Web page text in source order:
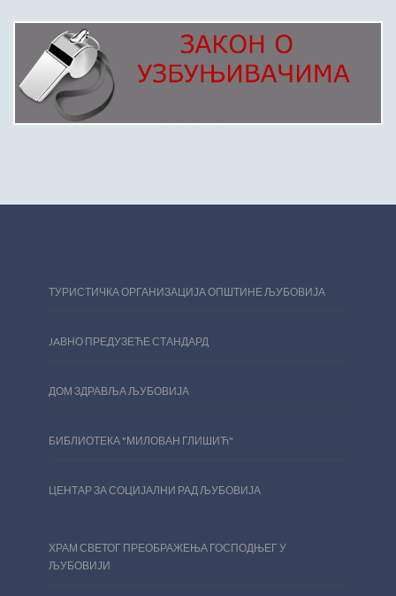
ТУРИСТИЧКА ОРГАНИЗАЦИЈА ОПШТИНЕ ЉУБОВИЈА
JAВНО ПРЕДУЗЕЋЕ СТАНДАРД
ДОМ ЗДРАВЉА ЉУБОВИЈА
БИБЛИОТЕКА "МИЛОВАН ГЛИШИЋ"
ЦЕНТАР ЗА СОЦИЈАЛНИ РАД ЉУБОВИЈА
ХРАМ СВЕТОГ ПРЕОБРАЖЕЊА ГОСПОДЊЕГ У
ЉУБОВИЈИ